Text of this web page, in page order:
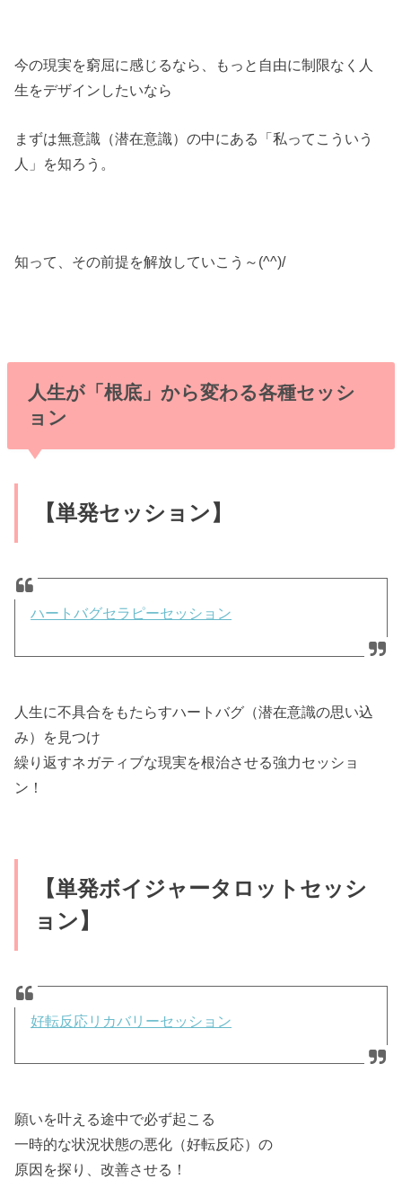
今の現実を窮屈に感じるなら、もっと自由に制限なく人
生をデザインしたいなら
まずは無意識（潜在意識）の中にある「私ってこういう
人」を知ろう。
知って、その前提を解放していこう～(^^)/
人生が「根底」から変わる各種セッシ
ョン
【単発セッション】
ハートバグセラピーセッション
人生に不具合をもたらすハートバグ（潜在意識の思い込
み）を見つけ
繰り返すネガティブな現実を根治させる強力セッショ
ン！
【単発ボイジャータロットセッシ
ョン】
好転反応リカバリーセッション
願いを叶える途中で必ず起こる
一時的な状況状態の悪化（好転反応）の
原因を探り、改善させる！